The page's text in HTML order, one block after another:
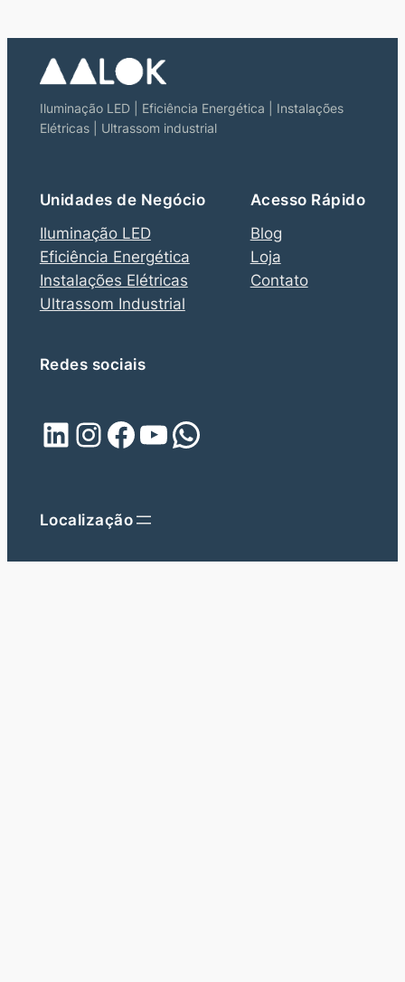
Iluminação LED | Eficiência Energética | Instalações
Elétricas | Ultrassom industrial
Unidades de Negócio
Iluminação LED
Eficiência Energética
Instalações Elétricas
Ultrassom Industrial
Acesso Rápido
Blog
Loja
Contato
Redes sociais
LinkedIn Instagram Facebook Youtube WhatsApp
Localização